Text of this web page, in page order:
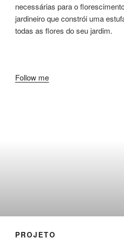
necessárias para o
jardineiro que constrói uma
todas as flores do seu jardim.
Follow me
PROJETO